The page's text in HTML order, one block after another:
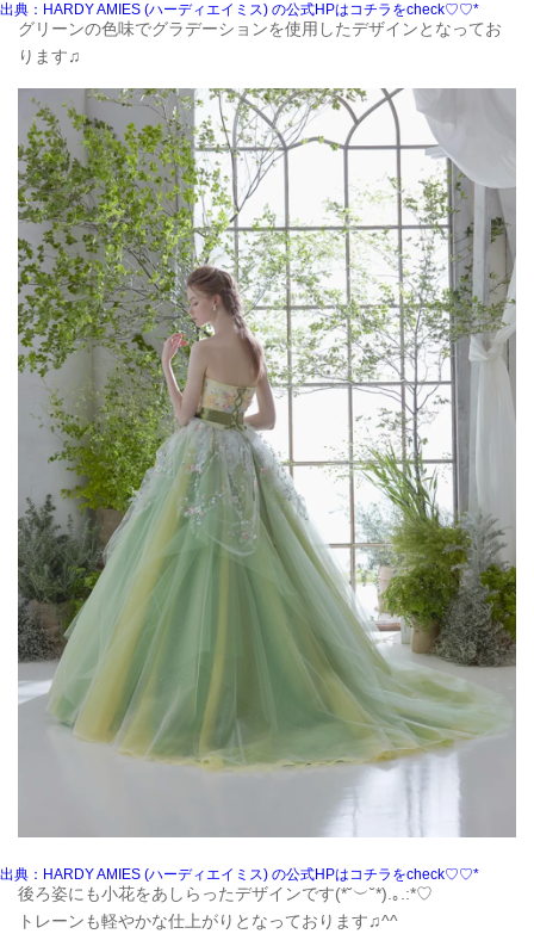
出典：HARDY AMIES (ハーディエイミス) の公式HPはコチラをcheck♡♡*
グリーンの色味でグラデーションを使用したデザインとなってお
ります♫
出典：HARDY AMIES (ハーディエイミス) の公式HPはコチラをcheck♡♡*
後ろ姿にも小花をあしらったデザインです(*˘︶˘*).｡.:*♡
トレーンも軽やかな仕上がりとなっております♫^^